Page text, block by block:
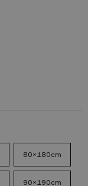
80x180cm
90x190cm